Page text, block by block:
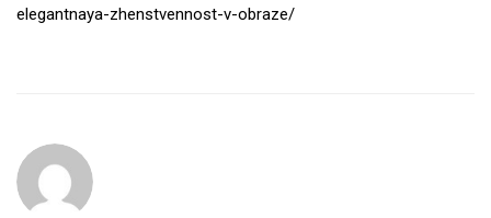
elegantnaya-zhenstvennost-v-obraze/